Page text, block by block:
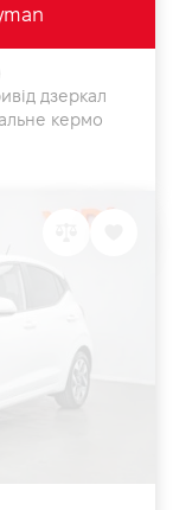
дзеркал
кермо